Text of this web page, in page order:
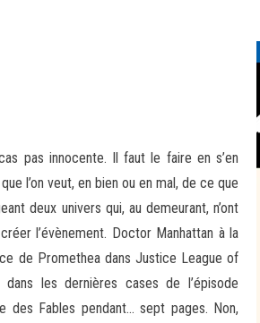
pas innocente. Il faut le faire en s’en
l’on veut, en bien ou en mal, de ce que
deux univers qui, au demeurant, n’ont
l’évènement. Doctor Manhattan à la
de Promethea dans Justice League of
les dernières cases de l’épisode
des Fables pendant… sept pages. Non,